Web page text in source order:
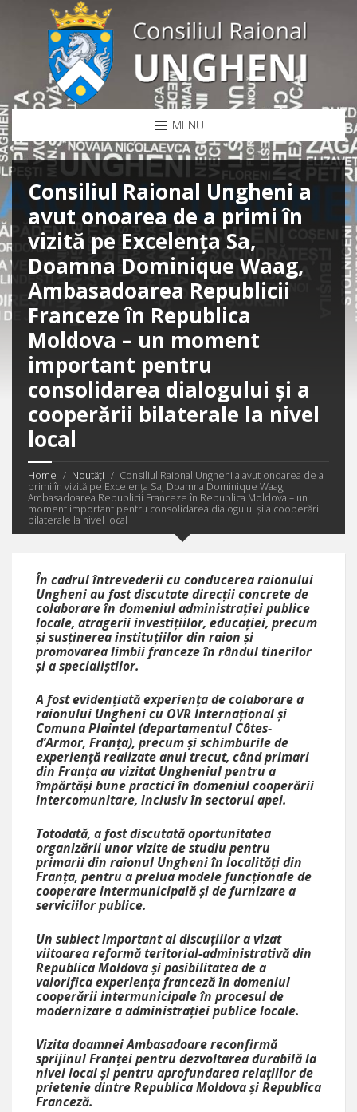
MENU
Consiliul Raional Ungheni a
avut onoarea de a primi în
vizită pe Excelența Sa,
Doamna Dominique Waag,
Ambasadoarea Republicii
Franceze în Republica
Moldova – un moment
important pentru
consolidarea dialogului și a
cooperării bilaterale la nivel
local
Home Noutăți
Consiliul Raional Ungheni a avut onoarea de a
primi în vizită pe Excelența Sa, Doamna Dominique Waag,
Ambasadoarea Republicii Franceze în Republica Moldova – un
moment important pentru consolidarea dialogului și a cooperării
bilaterale la nivel local
În cadrul întrevederii cu conducerea raionului
Ungheni au fost discutate direcții concrete de
colaborare în domeniul administrației publice
locale, atragerii investițiilor, educației, precum
și susținerea instituțiilor din raion și
promovarea limbii franceze în rândul tinerilor
și a specialiștilor.
A fost evidențiată experiența de colaborare a
raionului Ungheni cu OVR Internațional și
Comuna Plaintel (departamentul Côtes-
d’Armor, Franța), precum și schimburile de
experiență realizate anul trecut, când primari
din Franța au vizitat Ungheniul pentru a
împărtăși bune practici în domeniul cooperării
intercomunitare, inclusiv în sectorul apei.
Totodată, a fost discutată oportunitatea
organizării unor vizite de studiu pentru
primarii din raionul Ungheni în localități din
Franța, pentru a prelua modele funcționale de
cooperare intermunicipală și de furnizare a
serviciilor publice.
Un subiect important al discuțiilor a vizat
viitoarea reformă teritorial-administrativă din
Republica Moldova și posibilitatea de a
valorifica experiența franceză în domeniul
cooperării intermunicipale în procesul de
modernizare a administrației publice locale.
Vizita doamnei Ambasadoare reconfirmă
sprijinul Franței pentru dezvoltarea durabilă la
nivel local și pentru aprofundarea relațiilor de
prietenie dintre Republica Moldova și Republica
Franceză.